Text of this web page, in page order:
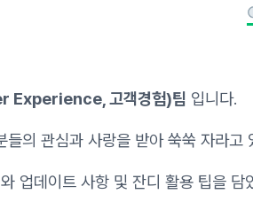
Experience, 고객경험)팀 입니다.
의 관심과 사랑을 받아 쑥쑥 자라고
업데이트 사항 및 잔디 활용 팁을 담